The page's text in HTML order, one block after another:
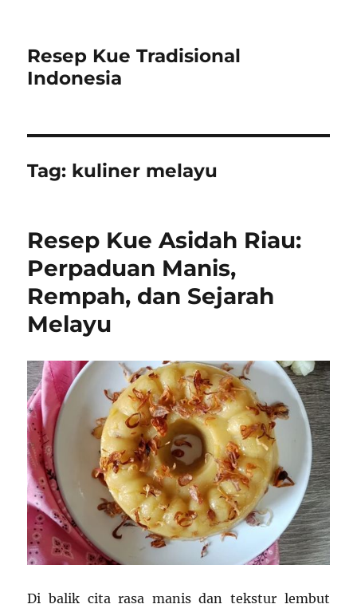
Resep Kue Tradisional
Indonesia
Tag: kuliner melayu
Resep Kue Asidah Riau:
Perpaduan Manis,
Rempah, dan Sejarah
Melayu
Di balik cita rasa manis dan tekstur lembut